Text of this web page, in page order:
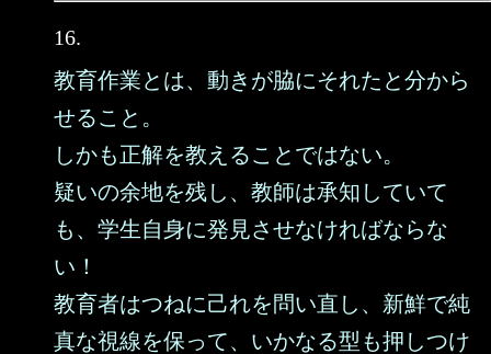
16.
教育作業とは、動きが脇にそれたと分から
せること。
しかも正解を教えることではない。
疑いの余地を残し、教師は承知していて
も、学生自身に発見させなければならな
い！
教育者はつねに己れを問い直し、新鮮で純
真な視線を保って、いかなる型も押しつけ